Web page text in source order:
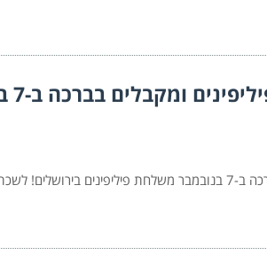
מעמיקים שיתוף פעולה עם הפיליפינים ומקבלים בברכה ב-7 בנובמבר משלחת